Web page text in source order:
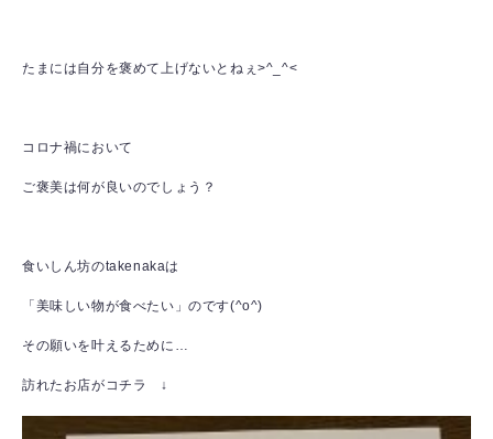
たまには自分を褒めて上げないとねぇ>^_^<
コロナ禍において
ご褒美は何が良いのでしょう？
食いしん坊のtakenakaは
「美味しい物が食べたい」のです(^o^)
その願いを叶えるために…
訪れたお店がコチラ ↓